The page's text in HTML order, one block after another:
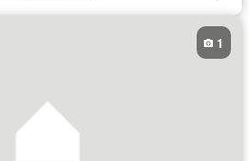
1